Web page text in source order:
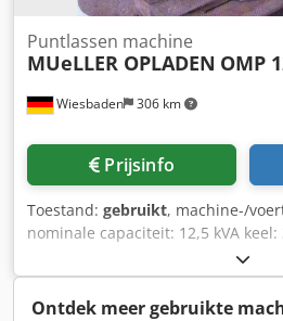
Wiesbaden 306 km
Puntlassen machine
MUeLLER OPLADEN OMP
Prijsinfo
Toestand: gebruikt, machine-/
nominale capaciteit: 12,5 kVA
luchtspleet: 120 mm capaciteit
elektrische aansluiting: 380 V kW
1000 x 1150 mm Codpfx Apsbh
Ontdek meer gebruikte